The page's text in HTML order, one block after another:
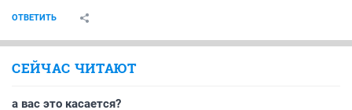
ОТВЕТИТЬ
СЕЙЧАС ЧИТАЮТ
а вас это касается?